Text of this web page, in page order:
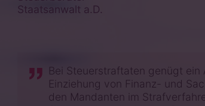
Staatsanwalt a.D.
Bei Steuerstraftaten genügt
Einziehung von Finanz- und
den Mandanten im